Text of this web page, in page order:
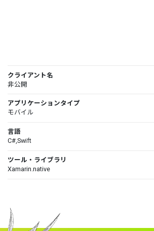
クライアント名
非公開
アプリケーションタイプ
モバイル
言語
C#,Swift
ツール・ライブラリ
Xamarin.native